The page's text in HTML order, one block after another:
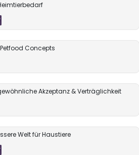
Concepts
Akzeptanz & Verträglichkeit
Welt für Haustiere